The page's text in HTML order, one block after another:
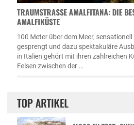
TRAUMSTRASSE AMALFITANA: DIE
MALFIKÜSTE
100 Meter über dem Meer,
gesprengt und dazu spektakuläre
in Italien gehört mit ihren zahlreichen
Felsen zwischen der …
TOP ARTIKEL